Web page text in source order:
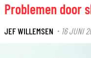
Problemen door
JEF WILLEMSEN · 16 JUNI